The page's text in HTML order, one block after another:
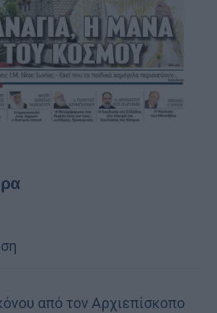
από τον Αρχιεπίσκοπο